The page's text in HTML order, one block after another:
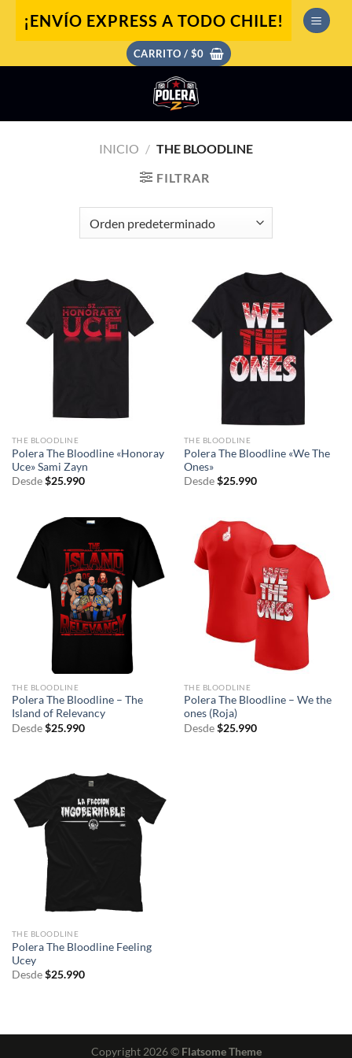
¡ENVÍO EXPRESS A TODO CHILE!
CARRITO / $0
INICIO / THE BLOODLINE
FILTRAR
THE BLOODLINE
Polera The Bloodline «Honoray
Uce» Sami Zayn
Desde $25.990
THE BLOODLINE
Polera The Bloodline «We The
Ones»
Desde $25.990
THE BLOODLINE
Polera The Bloodline – The
Island of Relevancy
Desde $25.990
THE BLOODLINE
Polera The Bloodline – We the
ones (Roja)
Desde $25.990
THE BLOODLINE
Polera The Bloodline Feeling
Ucey
Desde $25.990
Copyright 2026 © Flatsome Theme